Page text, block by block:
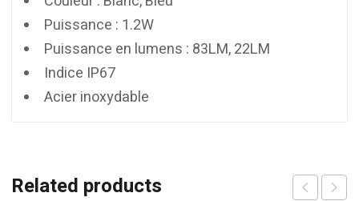
Puissance : 1.2W
Puissance en lumens : 83LM, 22LM
Indice IP67
Acier inoxydable
Related products